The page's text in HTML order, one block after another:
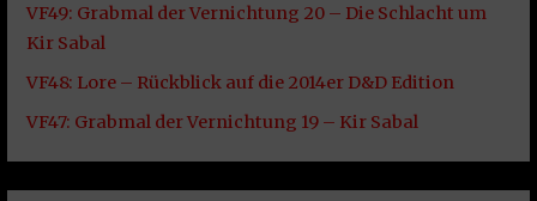
VF49: Grabmal der Vernichtung 20 – Die Schlacht um
Kir Sabal
VF48: Lore – Rückblick auf die 2014er D&D Edition
VF47: Grabmal der Vernichtung 19 – Kir Sabal